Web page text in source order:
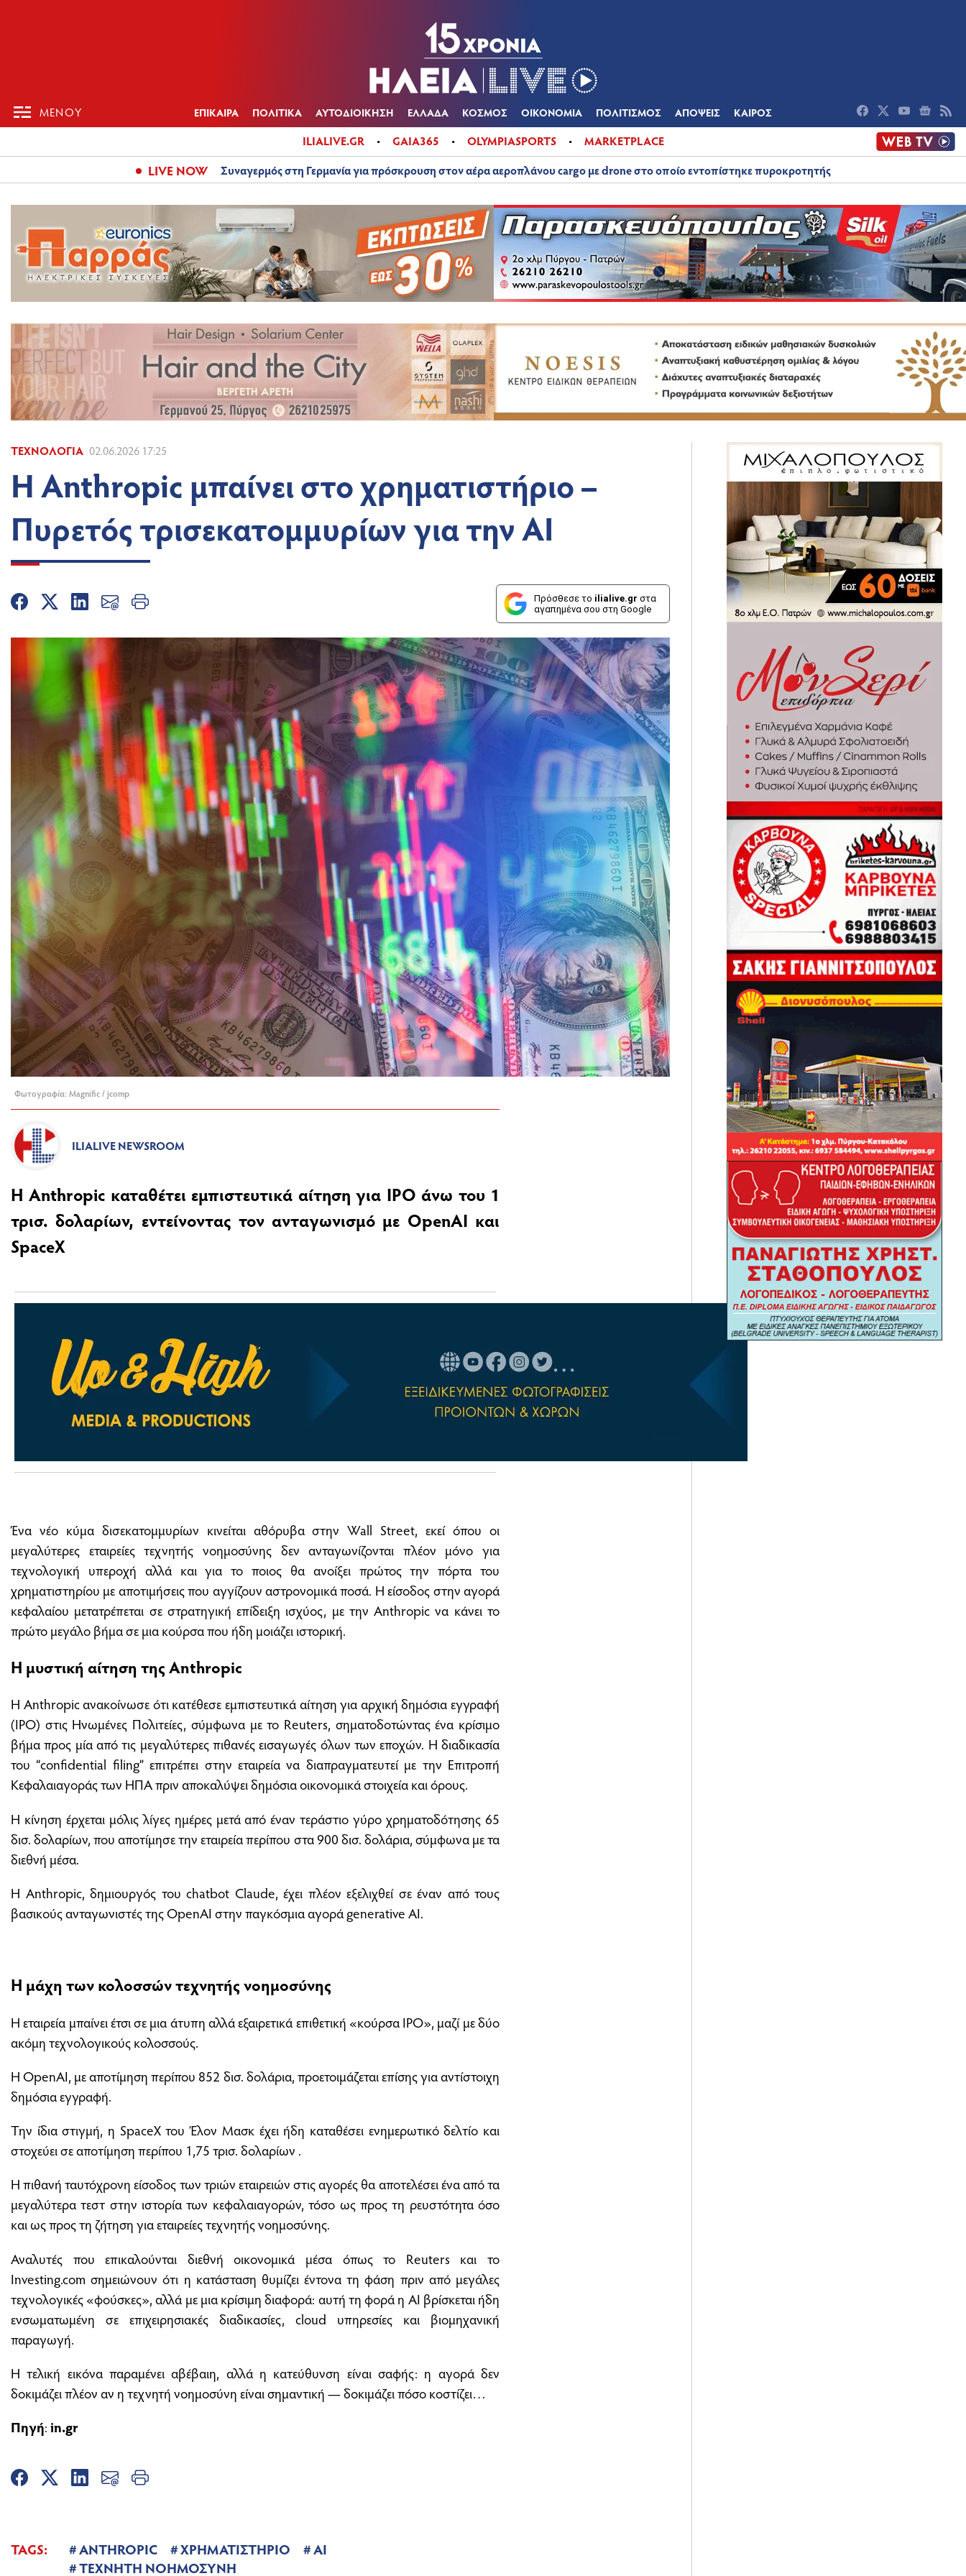
ΜΕΝΟΥ ΕΠΙΚΑΙΡΑ ΠΟΛΙΤΙΚΑ ΑΥΤΟΔΙΟΙΚΗΣΗ ΕΛΛΑΔΑ ΚΟΣΜΟΣ ΟΙΚΟΝΟΜΙΑ ΠΟΛΙΤΙΣΜΟΣ ΑΠΟΨΕΙΣ ΚΑΙΡΟΣ
ILIALIVE.GR GAIA365 OLYMPIASPORTS MARKETPLACE
LIVE NOW Συναγερμός στη Γερμανία για πρόσκρουση στον αέρα αεροπλάνου cargo με drone στο οποίο εντοπίστηκε πυροκροτητής
ΤΕΧΝΟΛΟΓΊΑ 02.06.2026 17:25
Η Anthropic μπαίνει στο χρηματιστήριο –
Πυρετός τρισεκατομμυρίων για την ΑΙ
Πρόσθεσε το ilialive.gr στα
αγαπημένα σου στη Google
Φωτογραφία: Magnific / jcomp
ILIALIVE NEWSROOM
Η Anthropic καταθέτει εμπιστευτικά αίτηση για IPO άνω του 1
τρισ. δολαρίων, εντείνοντας τον ανταγωνισμό με OpenAI και
SpaceX
Ένα νέο κύμα δισεκατομμυρίων κινείται αθόρυβα στην Wall Street, εκεί όπου οι
μεγαλύτερες εταιρείες τεχνητής νοημοσύνης δεν ανταγωνίζονται πλέον μόνο για
τεχνολογική υπεροχή αλλά και για το ποιος θα ανοίξει πρώτος την πόρτα του
χρηματιστηρίου με αποτιμήσεις που αγγίζουν αστρονομικά ποσά. Η είσοδος στην αγορά
κεφαλαίου μετατρέπεται σε στρατηγική επίδειξη ισχύος, με την Anthropic να κάνει το
πρώτο μεγάλο βήμα σε μια κούρσα που ήδη μοιάζει ιστορική.
Η μυστική αίτηση της Anthropic
Η Anthropic ανακοίνωσε ότι κατέθεσε εμπιστευτικά αίτηση για αρχική δημόσια εγγραφή
(IPO) στις Ηνωμένες Πολιτείες, σύμφωνα με το Reuters, σηματοδοτώντας ένα κρίσιμο
βήμα προς μία από τις μεγαλύτερες πιθανές εισαγωγές όλων των εποχών. Η διαδικασία
του “confidential filing” επιτρέπει στην εταιρεία να διαπραγματευτεί με την Επιτροπή
Κεφαλαιαγοράς των ΗΠΑ πριν αποκαλύψει δημόσια οικονομικά στοιχεία και όρους.
Η κίνηση έρχεται μόλις λίγες ημέρες μετά από έναν τεράστιο γύρο χρηματοδότησης 65
δισ. δολαρίων, που αποτίμησε την εταιρεία περίπου στα 900 δισ. δολάρια, σύμφωνα με τα
διεθνή μέσα.
Η Anthropic, δημιουργός του chatbot Claude, έχει πλέον εξελιχθεί σε έναν από τους
βασικούς ανταγωνιστές της OpenAI στην παγκόσμια αγορά generative AI.
Η μάχη των κολοσσών τεχνητής νοημοσύνης
Η εταιρεία μπαίνει έτσι σε μια άτυπη αλλά εξαιρετικά επιθετική «κούρσα IPO», μαζί με δύο
ακόμη τεχνολογικούς κολοσσούς.
Η OpenAI, με αποτίμηση περίπου 852 δισ. δολάρια, προετοιμάζεται επίσης για αντίστοιχη
δημόσια εγγραφή.
Την ίδια στιγμή, η SpaceX του Έλον Μασκ έχει ήδη καταθέσει ενημερωτικό δελτίο και
στοχεύει σε αποτίμηση περίπου 1,75 τρισ. δολαρίων .
H πιθανή ταυτόχρονη είσοδος των τριών εταιρειών στις αγορές θα αποτελέσει ένα από τα
μεγαλύτερα τεστ στην ιστορία των κεφαλαιαγορών, τόσο ως προς τη ρευστότητα όσο
και ως προς τη ζήτηση για εταιρείες τεχνητής νοημοσύνης.
Αναλυτές που επικαλούνται διεθνή οικονομικά μέσα όπως το Reuters και το
Investing.com σημειώνουν ότι η κατάσταση θυμίζει έντονα τη φάση πριν από μεγάλες
τεχνολογικές «φούσκες», αλλά με μια κρίσιμη διαφορά: αυτή τη φορά η AI βρίσκεται ήδη
ενσωματωμένη σε επιχειρησιακές διαδικασίες, cloud υπηρεσίες και βιομηχανική
παραγωγή.
Η τελική εικόνα παραμένει αβέβαιη, αλλά η κατεύθυνση είναι σαφής: η αγορά δεν
δοκιμάζει πλέον αν η τεχνητή νοημοσύνη είναι σημαντική — δοκιμάζει πόσο κοστίζει…
Πηγή:in.gr
TAGS: ANTHROPIC ΧΡΗΜΑΤΙΣΤΗΡΙΟ
AI
ΤΕΧΝΗΤΗ ΝΟΗΜΟΣΥΝΗ